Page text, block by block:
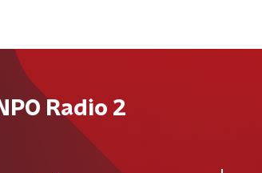
Radio 2